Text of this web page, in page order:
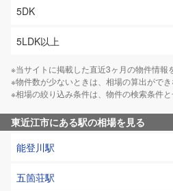
5DK
5LDK以上
※当サイトに掲載した直近3ヶ月の物件情報
※物件数が少ないときは、相場の算出がで
※相場の絞り込み条件は、物件の検索条件
東近江市にある駅の相場を見る
能登川駅
五箇荘駅